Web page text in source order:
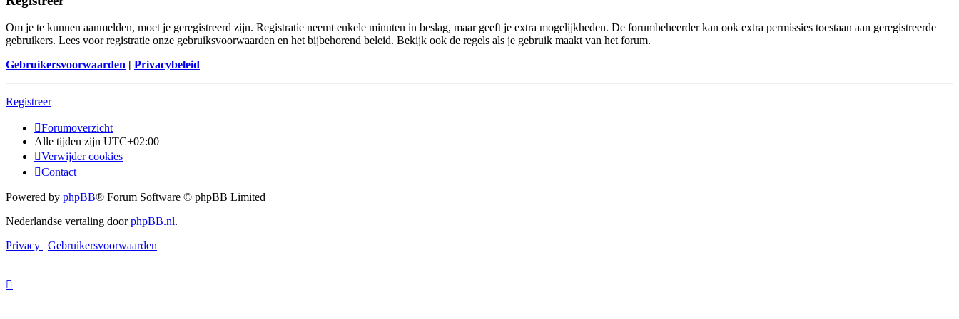
Om je te kunnen aanmelden, moet je geregistreerd zijn. Registratie neemt enkele minuten in beslag, maar geeft je extra mogelijkheden. De forumbeheerder kan ook extra permissies toestaan aan geregistreerde
gebruikers. Lees voor registratie onze gebruiksvoorwaarden en het bijbehorend beleid. Bekijk ook de regels als je gebruik maakt van het forum.
Gebruikersvoorwaarden | Privacybeleid
Registreer
Forumoverzicht
Alle tijden zijn UTC+02:00
Verwijder cookies
Contact
Powered by phpBB® Forum Software © phpBB Limited
Nederlandse vertaling doorphpBB.nl.
Privacy | Gebruikersvoorwaarden